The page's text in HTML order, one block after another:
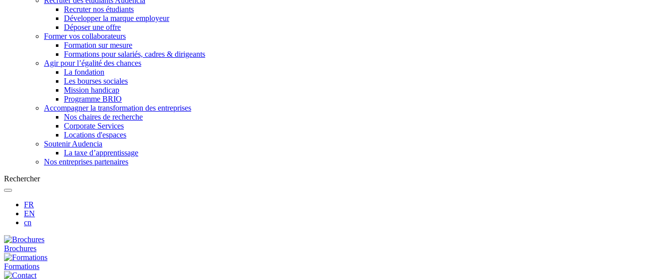
Recruter nos étudiants
Développer la marque employeur
Déposer une offre
Former vos collaborateurs
Formation sur mesure
Formations pour salariés, cadres & dirigeants
Agir pour l’égalité des chances
La fondation
Les bourses sociales
Mission handicap
Programme BRIO
Accompagner la transformation des entreprises
Nos chaires de recherche
Corporate Services
Locations d'espaces
Soutenir Audencia
La taxe d’apprentissage
Nos entreprises partenaires
Rechercher
FR
EN
cn
Brochures
Formations